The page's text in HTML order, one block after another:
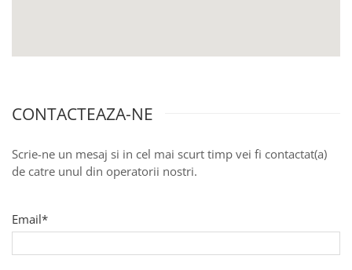
Sanatatea Creierului
Sport & Fitness
Energie pentru Intreaga Zi cu
Nutritie H24 Sportivi
Hidratare Optima
Ingrijirea Tenului
CONTACTEAZA-NE
Scrie-ne un mesaj si in cel mai scurt timp vei fi contactat(a)
de catre unul din operatorii nostri.
Email*